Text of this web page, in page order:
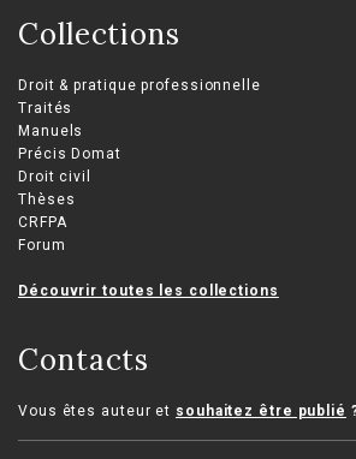
Collections
Droit & pratique professionnelle
Traités
Manuels
Précis Domat
Droit civil
Thèses
CRFPA
Forum
Découvrir toutes les collections
Contacts
Vous êtes auteur et souhaitez être publié